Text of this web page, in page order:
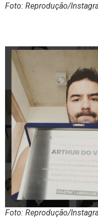
Foto: Reprodução/
Foto: Reprodução/